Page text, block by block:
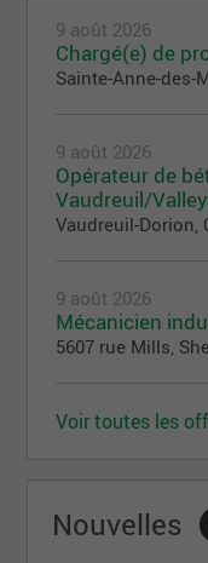
9 août 2026
Chargé(e) de
Sainte-Anne-des-
9 août 2026
Opérateur de
Vaudreuil/
Vaudreuil-Dorion,
9 août 2026
Mécanicien
5607 rue Mills,
Voir toutes les
Nouvelles